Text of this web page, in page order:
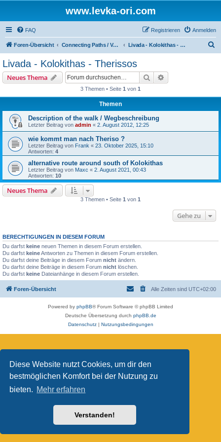
Diese Website nutzt Cookies, um dir den
bestmöglichen Komfort bei der Nutzung zu
bieten. Mehr erfahren
Verstanden!
www.levka-ori.com
FAQ Anmelden
Registrieren
Foren-Übersicht Connecting Paths / Verbindungswege Livada - Kolokithas - Therissos
Livada - Kolokithas - Therissos
Neues Thema Suche
3 Themen • Seite 1 von 1
Themen
Description of the walk / Wegbeschreibung
Letzter Beitrag von admin « 2. August 2012, 12:25
wie kommt man nach Theriso ?
Letzter Beitrag von Frank « 23. Oktober 2025, 15:10
Antworten: 4
alternative route around south of Kolokithas
Letzter Beitrag von Maxc « 2. August 2021, 00:43
Antworten: 10
Neues Thema
3 Themen • Seite 1 von 1
Gehe zu
BERECHTIGUNGEN IN DIESEM FORUM
Du darfst keine neuen Themen in diesem Forum erstellen.
Du darfst keineAntworten zu Themen in diesem Forum erstellen.
Du darfst deine Beiträge in diesem Forum nicht ändern.
Du darfst deine Beiträge in diesem Forum nicht löschen.
Du darfst keine Dateianhänge in diesem Forum erstellen.
Foren-Übersicht Alle Zeiten sind UTC+02:00
Powered by phpBB® Forum Software © phpBB Limited
Deutsche Übersetzung durch phpBB.de
Datenschutz| Nutzungsbedingungen